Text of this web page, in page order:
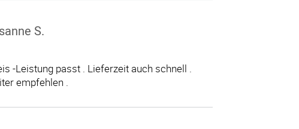
S.
-Leistung passt . Lieferzeit auch schnell .
empfehlen .